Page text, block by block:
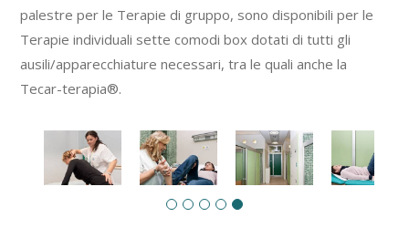
palestre per le Terapie di gruppo, sono disponibili per le
Terapie individuali sette comodi box dotati di tutti gli
ausili/apparecchiature necessari, tra le quali anche la
Tecar-terapia®.